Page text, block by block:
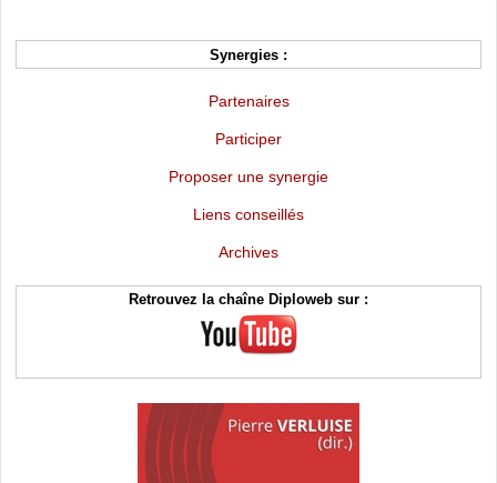
Synergies :
Partenaires
Participer
Proposer une synergie
Liens conseillés
Archives
Retrouvez la chaîne Diploweb sur :